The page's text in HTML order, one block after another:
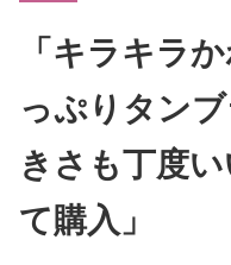
企業向け
専門サイト
「キラキラ
っぷりタン
きさも丁度
て購入」